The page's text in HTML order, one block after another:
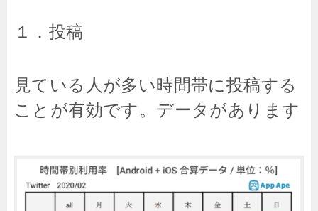
１．投稿
見ている人が多い時間帯に投稿する
ことが有効です。データがあります